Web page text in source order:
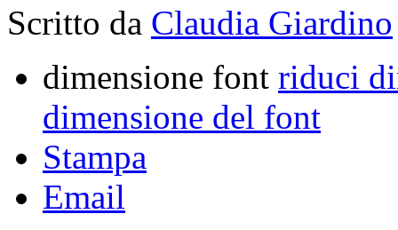
Scritto da Claudia Giardino
dimensione font riduci
dimensione del font
Stampa
Email